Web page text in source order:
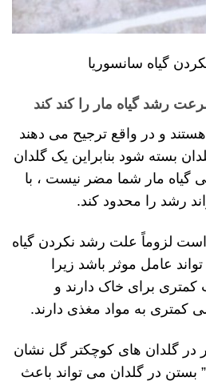
گیاه سانسوریا
رشد گیاه مار را کند کند
و در واقع ترجیح می دهند
بسته شود بنابراین یک گلدان
گیاه مار شما مضر نیست ، با
رشد را محدود کند.
لزوماً علت رشد نکردن گیاه
عامل موثر باشد زیرا
کمتری برای خاک دارند و
کمتری به مواد مغذی دارند.
در گلدان های کوچکتر گل نشان
بستن در گلدان می تواند باعث